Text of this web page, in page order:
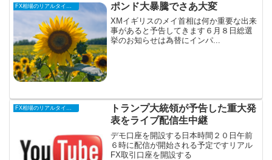
ポンド大暴騰でさあ大変
XMイギリスのメイ首相は何か重要な出来
事があると予告してきます６月８日総選
挙のお知らせは為替にインパ...
FX相場のリアルタイム情報
トランプ大統領が予告した重大発
表をライブ配信生中継
デモ口座を開設する日本時間２０日午前
６時に配信が開始される予定ですリアル
FX取引口座を開設する